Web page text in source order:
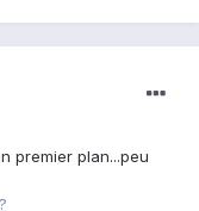
premier plan...peu